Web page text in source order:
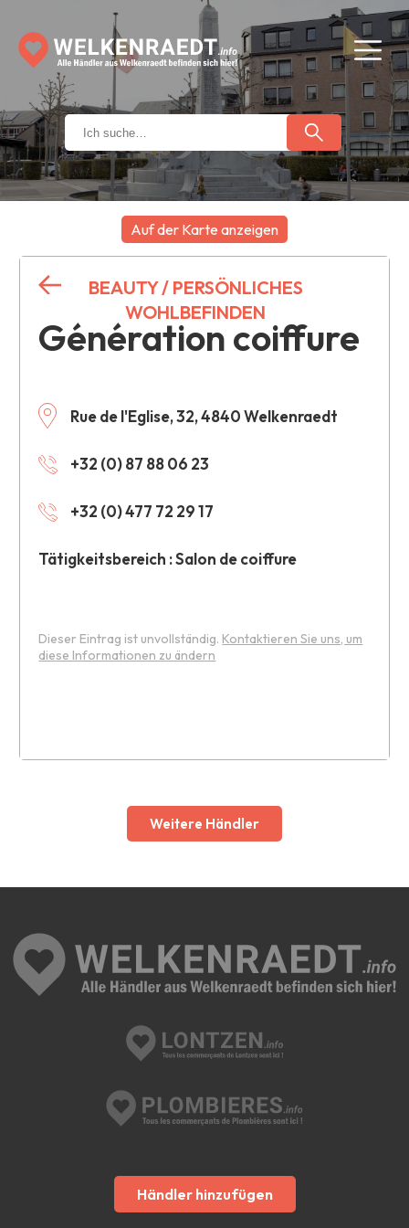
Auf der Karte anzeigen
Génération coiffure
Rue de l'Eglise, 32, 4840 Welkenraedt
+32 (0) 87 88 06 23
+32 (0) 477 72 29 17
Tätigkeitsbereich : Salon de coiffure
BEAUTY / PERSÖNLICHES
WOHLBEFINDEN
Dieser Eintrag ist unvollständig. Kontaktieren Sie uns, um
diese Informationen zu ändern
+
−
Weitere Händler
Händler hinzufügen